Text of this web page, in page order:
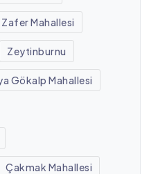
Zafer Mahallesi
Zeytinburnu
Gökalp Mahallesi
Çakmak Mahallesi